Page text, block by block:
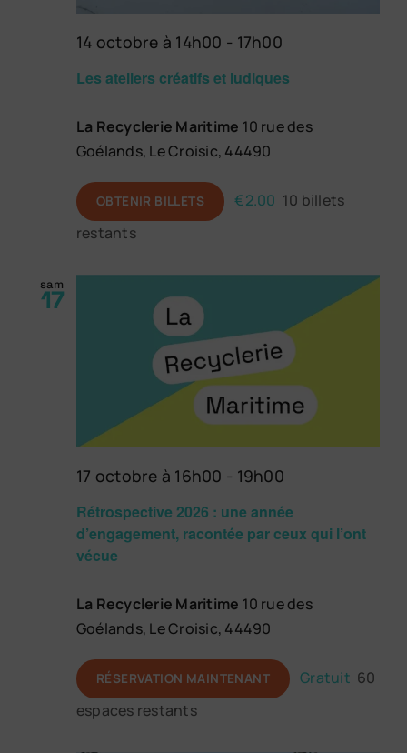
Les ateliers créatifs et ludiques
14 octobre à 14h00 - 17h00
La Recyclerie Maritime 10 rue des
Goélands, Le Croisic, 44490
OBTENIR BILLETS €2.00 10 billets
restants
sam
17
Rétrospective 2026 : une année
d’engagement, racontée par ceux qui l’ont
vécue
17 octobre à 16h00 - 19h00
La Recyclerie Maritime 10 rue des
Goélands, Le Croisic, 44490
RÉSERVATION MAINTENANT Gratuit 60
espaces restants